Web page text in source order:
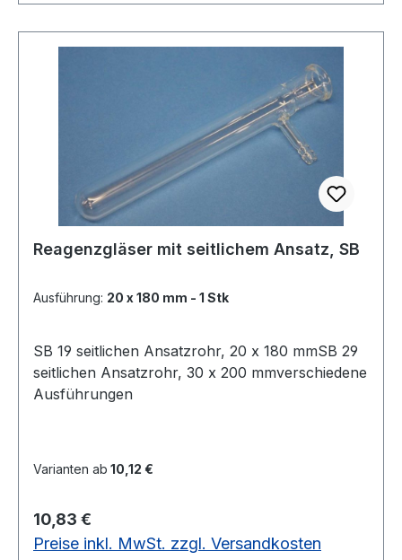
Reagenzgläser mit seitlichem Ansatz, SB
Ausführung: 20 x 180 mm - 1 Stk
SB 19 seitlichen Ansatzrohr, 20 x 180 mmSB 29
seitlichen Ansatzrohr, 30 x 200 mmverschiedene
Ausführungen
Varianten ab 10,12 €
Regulärer Preis:
10,83 €
Preise inkl. MwSt. zzgl. Versandkosten